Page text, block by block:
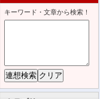
キーワード・文章から検索！